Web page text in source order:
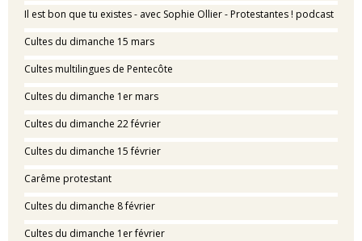
Il est bon que tu existes - avec Sophie Ollier - Protestantes ! podcast
Cultes du dimanche 15 mars
Cultes multilingues de Pentecôte
Cultes du dimanche 1er mars
Cultes du dimanche 22 février
Cultes du dimanche 15 février
Carême protestant
Cultes du dimanche 8 février
Cultes du dimanche 1er février